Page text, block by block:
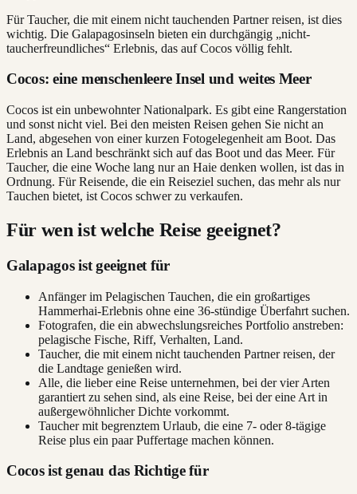
Für Taucher, die mit einem nicht tauchenden Partner reisen, ist dies
wichtig. Die Galapagosinseln bieten ein durchgängig „nicht-
taucherfreundliches“ Erlebnis, das auf Cocos völlig fehlt.
Cocos: eine menschenleere Insel und weites Meer
Cocos ist ein unbewohnter Nationalpark. Es gibt eine Rangerstation
und sonst nicht viel. Bei den meisten Reisen gehen Sie nicht an
Land, abgesehen von einer kurzen Fotogelegenheit am Boot. Das
Erlebnis an Land beschränkt sich auf das Boot und das Meer. Für
Taucher, die eine Woche lang nur an Haie denken wollen, ist das in
Ordnung. Für Reisende, die ein Reiseziel suchen, das mehr als nur
Tauchen bietet, ist Cocos schwer zu verkaufen.
Für wen ist welche Reise geeignet?
Galapagos ist geeignet für
Anfänger im Pelagischen Tauchen, die ein großartiges
Hammerhai-Erlebnis ohne eine 36-stündige Überfahrt suchen.
Fotografen, die ein abwechslungsreiches Portfolio anstreben:
pelagische Fische, Riff, Verhalten, Land.
Taucher, die mit einem nicht tauchenden Partner reisen, der
die Landtage genießen wird.
Alle, die lieber eine Reise unternehmen, bei der vier Arten
garantiert zu sehen sind, als eine Reise, bei der eine Art in
außergewöhnlicher Dichte vorkommt.
Taucher mit begrenztem Urlaub, die eine 7- oder 8-tägige
Reise plus ein paar Puffertage machen können.
Cocos ist genau das Richtige für